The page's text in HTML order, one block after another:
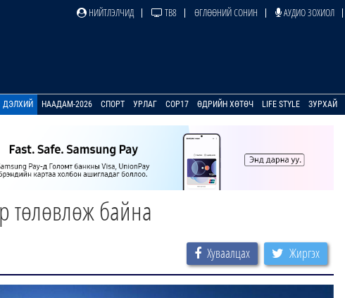
НИЙТЛЭЛЧИД ТВ8 ӨГЛӨӨНИЙ СОНИН АУДИО ЗОХИОЛ
ДЭЛХИЙ НААДАМ-2026 СПОРТ УРЛАГ COP17 ӨДРИЙН ХӨТӨЧ LIFE STYLE ЗУРХАЙ
төлөвлөж байна
Хуваалцах Жиргэх